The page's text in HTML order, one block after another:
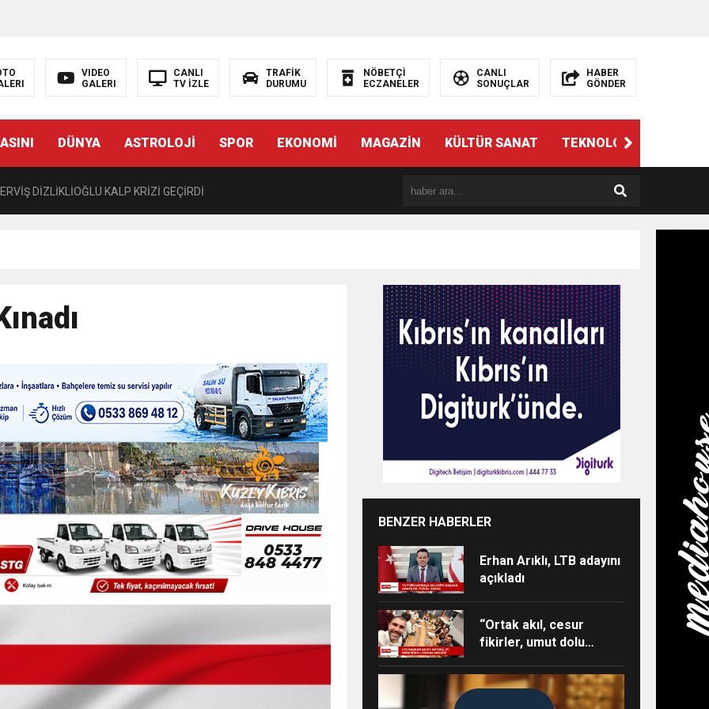
VIDEO
GALERI
CANLI
TV İZLE
TRAFİK
DURUMU
NÖBETÇİ
ECZANELER
CANLI
SONUÇLAR
HABER
GÖNDER
DÜNYA ASTROLOJİ SPOR EKONOMİ MAGAZİN KÜLTÜR SANAT TEKNOLOJİ
HAMİTKÖY BARAJINDA TEC*V*Z İDDİASI
KALDIRILDI!
DİZLİKLİOĞLU KALP KRİZİ GEÇİRDİ
ÖNGÖRÜMÜZ YÜZDE 7.5 İLE 8.5 ARASINDA
sergi açılışında fenalaşarak hastaneye kaldırıldı BENZER HABERLER
Erhan Arıklı, LTB adayını
açıkladı
“Ortak akıl, cesur
fikirler, umut dolu
dolu bir ekip”